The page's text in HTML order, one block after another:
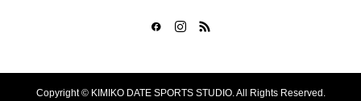
Copyright ©KIMIKO DATE SPORTS STUDIO. All Rights Reserved.